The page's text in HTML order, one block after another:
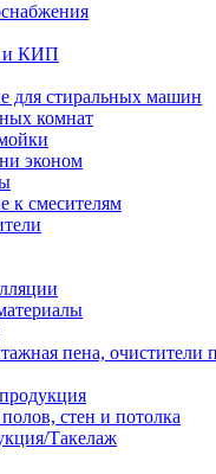
и КИП
для стиральных машин
комнат
эконом
к смесителям
пена, очистители
стен и потолка
Такелаж